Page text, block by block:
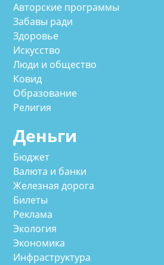
Авторские программы
Забавы ради
Здоровье
Искусство
Люди и общество
Ковид
Образование
Религия
Деньги
Бюджет
Валюта и банки
Железная дорога
Билеты
Реклама
Экология
Экономика
Инфраструктура